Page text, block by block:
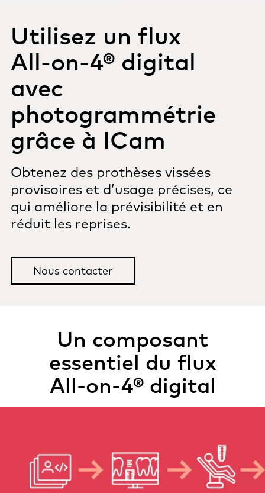
Utilisez un flux
All-on-4® digital
avec
photogrammétrie
grâce à ICam
Obtenez des prothèses vissées
provisoires et d’usage précises, ce
qui améliore la prévisibilité et en
réduit les reprises.
Nous contacter
Un composant
essentiel du flux
All-on-4®digital